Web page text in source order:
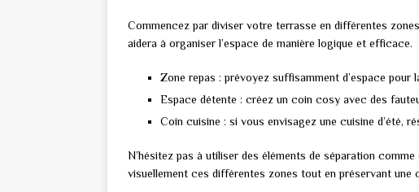
Commencez par diviser votre terrasse en différentes
aidera à organiser l’espace de manière logique et efficace.
Zone repas : prévoyez suffisamment d’espace
Espace détente : créez un coin cosy avec des
Coin cuisine : si vous envisagez une cuisine d’été,
N’hésitez pas à utiliser des éléments de séparation comme
visuellement ces différentes zones tout en préservant une